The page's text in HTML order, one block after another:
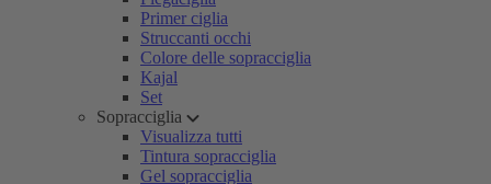
Primer ciglia
Struccanti occhi
Colore delle sopracciglia
Kajal
Set
Sopracciglia
Visualizza tutti
Tintura sopracciglia
Gel sopracciglia